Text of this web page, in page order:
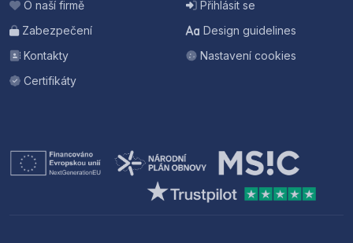
O naší firmě
Zabezpečení
Kontakty
Certifikáty
Přihlásit se
Design guidelines
Nastavení cookies